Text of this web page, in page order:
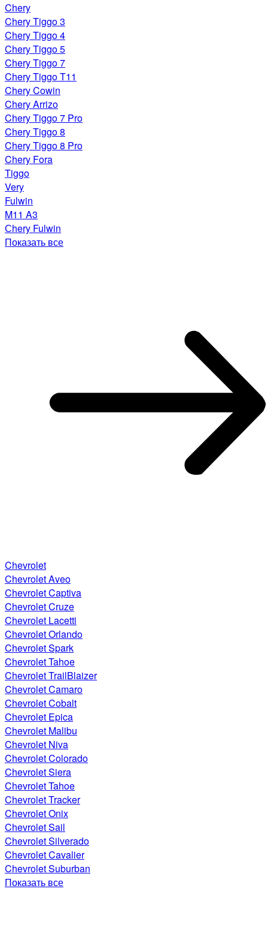
Chery
Chery Tiggo 3
Chery Tiggo 4
Chery Tiggo 5
Chery Tiggo 7
Chery Tiggo T11
Chery Cowin
Chery Arrizo
Chery Tiggo 7 Pro
Chery Tiggo 8
Chery Tiggo 8 Pro
Chery Fora
Tiggo
Very
Fulwin
M11 A3
Сhery Fulwin
Показать все
Chevrolet
Chevrolet Aveo
Chevrolet Captiva
Chevrolet Cruze
Chevrolet Lacetti
Chevrolet Orlando
Chevrolet Spark
Chevrolet Tahoe
Chevrolet TrailBlaizer
Chevrolet Camaro
Chevrolet Cobalt
Chevrolet Epica
Chevrolet Malibu
Chevrolet Niva
Chevrolet Colorado
Chevrolet Siera
Chevrolet Tahoe
Chevrolet Tracker
Chevrolet Onix
Chevrolet Sail
Chevrolet Silverado
Chevrolet Cavalier
Chevrolet Suburban
Показать все